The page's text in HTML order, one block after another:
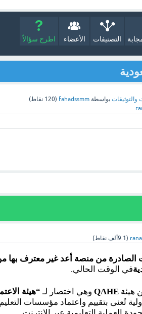
التصنيفات الأعضاء اطرح سؤالاً
والتوثيقات بواسطة fahadssmm
(
120 نقاط)
( 9.1ألف نقاط)
الصادرة من منصة أعد غير معترف بها
في الوقت الحالي.
هيئةQAHE وهي اختصار لـ“هيئة
تُعنى بتقييم واعتماد مؤسسات